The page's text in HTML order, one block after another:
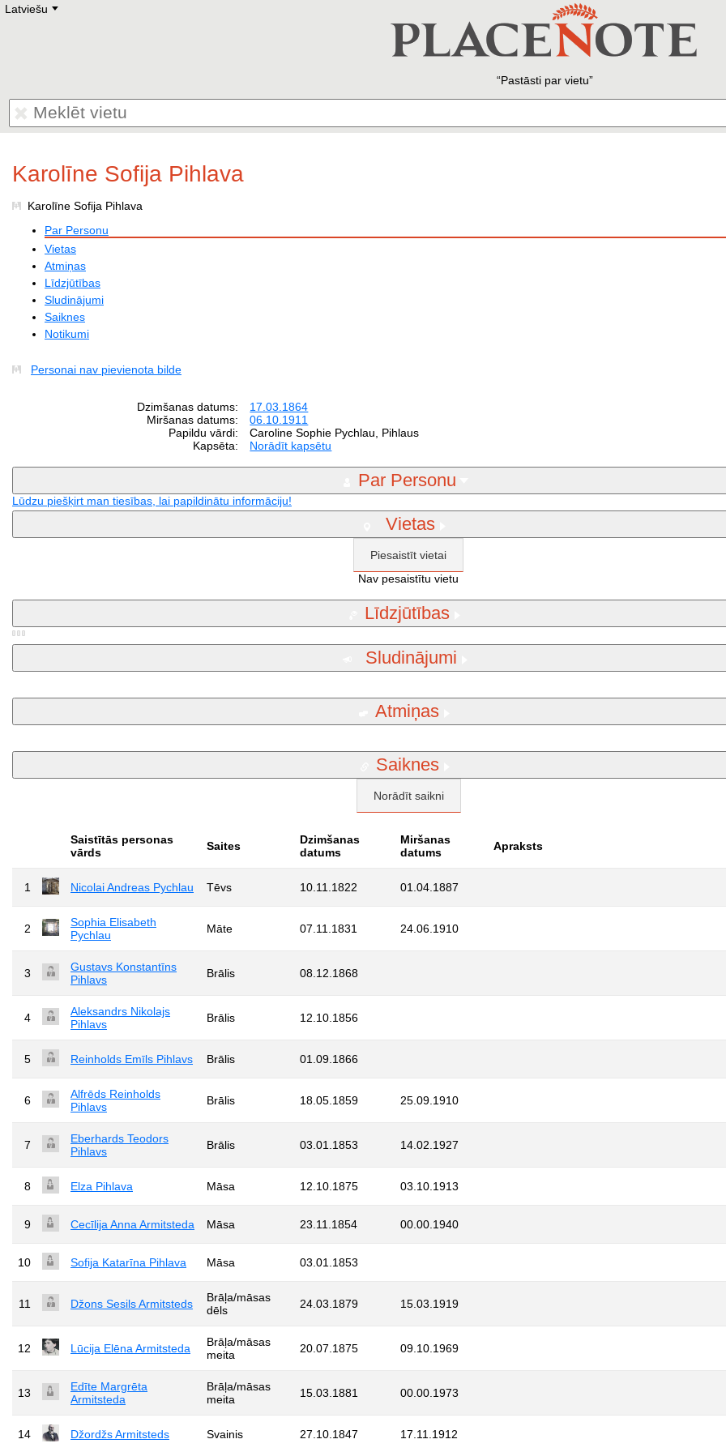
Latviešu E
Deutsch
Polski
Hebrew
Pastāsti par vietu
Karolīne Sofija Pihlava
Karolīne Sofija Pihlava
Par Personu
Vietas
Atmiņas
Līdzjūtības
Sludinājumi
Saiknes
Notikumi
Personai nav pievienota bilde
Dzimšanas datums:
17.03.1864
Miršanas datums:
06.10.1911
Papildu vārdi:
Caroline Sophie Pychlau, Pihlaus
Kapsēta:
Norādīt kapsētu
Par Personu
Lūdzu piešķirt man tiesības, lai papildinātu informāciju!
Vietas
Piesaistīt vietai
Nav pesaistītu vietu
Līdzjūtības
Sludinājumi
Atmiņas
Saiknes
Norādīt saikni
Saistītās personas
vārds
Saites
Dzimšanas
datums
Miršanas
datums
Apraksts
1 Nicolai Andreas Pychlau Tēvs 10.11.1822 01.04.1887
2
Sophia Elisabeth
Pychlau
Māte 07.11.1831 24.06.1910
3
Gustavs Konstantīns
Pihlavs
Brālis 08.12.1868
4
Aleksandrs Nikolajs
Pihlavs
Brālis 12.10.1856
5 Reinholds Emīls Pihlavs Brālis 01.09.1866
6
Alfrēds Reinholds
Pihlavs
Brālis 18.05.1859 25.09.1910
7
Eberhards Teodors
Pihlavs
Brālis 03.01.1853 14.02.1927
8 Elza Pihlava Māsa 12.10.1875 03.10.1913
9 Cecīlija Anna Armitsteda Māsa 23.11.1854 00.00.1940
10 Sofija Katarīna Pihlava Māsa 03.01.1853
11 Džons Sesils Armitsteds
Brāļa/māsas
dēls
24.03.1879 15.03.1919
12 Lūcija Elēna Armitsteda
Brāļa/māsas
meita
20.07.1875 09.10.1969
13
Edīte Margrēta
Armitsteda
Brāļa/māsas
meita
15.03.1881 00.00.1973
14 Džordžs Armitsteds Svainis 27.10.1847 17.11.1912